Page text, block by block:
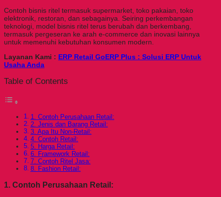
Contoh bisnis ritel termasuk supermarket, toko pakaian, toko
elektronik, restoran, dan sebagainya. Seiring perkembangan
teknologi, model bisnis ritel terus berubah dan berkembang,
termasuk pergeseran ke arah e-commerce dan inovasi lainnya
untuk memenuhi kebutuhan konsumen modern.
Layanan Kami : ERP Retail GoERP Plus : Solusi ERP Untuk
Usaha Anda
Table of Contents
1. Contoh Perusahaan Retail:
2. Jenis dan Barang Retail:
3. Apa Itu Non-Retail:
4. Contoh Retail:
5. Harga Retail:
6. Framework Retail:
7. Contoh Ritel Jasa:
8. Fashion Retail:
1. Contoh Perusahaan Retail: